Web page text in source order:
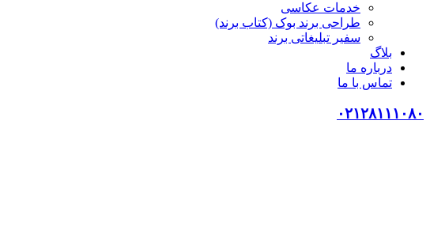
خدمات عکاسی
طراحی برند بوک (کتاب برند)
سفیر تبلیغاتی برند
بلاگ
درباره ما
تماس با ما
۰۲۱۲۸۱۱۱۰۸۰